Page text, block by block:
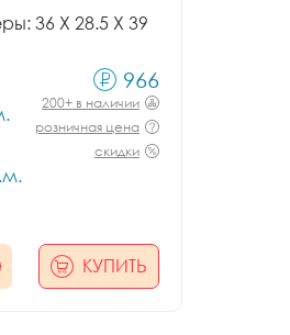
36 X 28.5 X 39
966
200+ в наличии
розничная цена
скидки
КУПИТЬ